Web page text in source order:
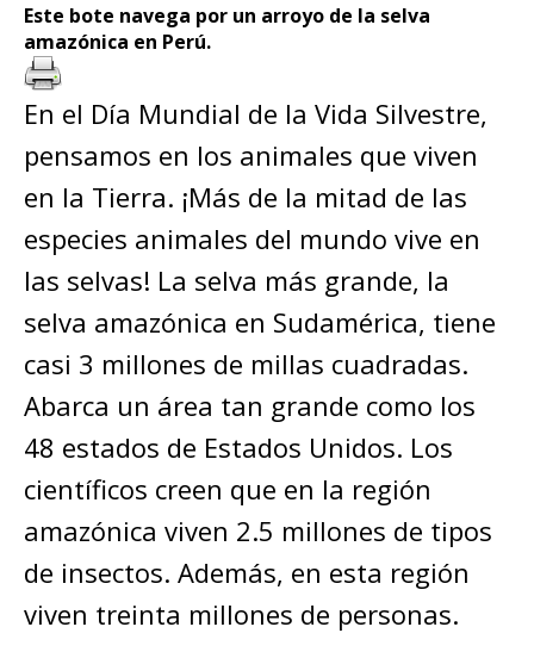
Este bote navega por un arroyo de la selva
amazónica en Perú.
En el Día Mundial de la Vida Silvestre,
pensamos en los animales que viven
en la Tierra. ¡Más de la mitad de las
especies animales del mundo vive en
las selvas! La selva más grande, la
selva amazónica en Sudamérica, tiene
casi 3 millones de millas cuadradas.
Abarca un área tan grande como los
48 estados de Estados Unidos. Los
científicos creen que en la región
amazónica viven 2.5 millones de tipos
de insectos. Además, en esta región
viven treinta millones de personas.